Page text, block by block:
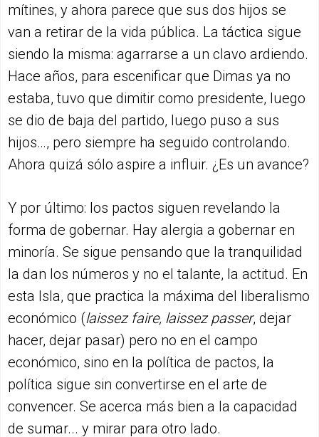
mítines, y ahora parece que sus dos hijos se
van a retirar de la vida pública. La táctica sigue
siendo la misma: agarrarse a un clavo ardiendo.
Hace años, para escenificar que Dimas ya no
estaba, tuvo que dimitir como presidente, luego
se dio de baja del partido, luego puso a sus
hijos…, pero siempre ha seguido controlando.
Ahora quizá sólo aspire a influir. ¿Es un avance?
Y por último: los pactos siguen revelando la
forma de gobernar. Hay alergia a gobernar en
minoría. Se sigue pensando que la tranquilidad
la dan los números y no el talante, la actitud. En
esta Isla, que practica la máxima del liberalismo
económico (laissez faire, laissez passer, dejar
hacer, dejar pasar) pero no en el campo
económico, sino en la política de pactos, la
política sigue sin convertirse en el arte de
convencer. Se acerca más bien a la capacidad
de sumar... y mirar para otro lado.